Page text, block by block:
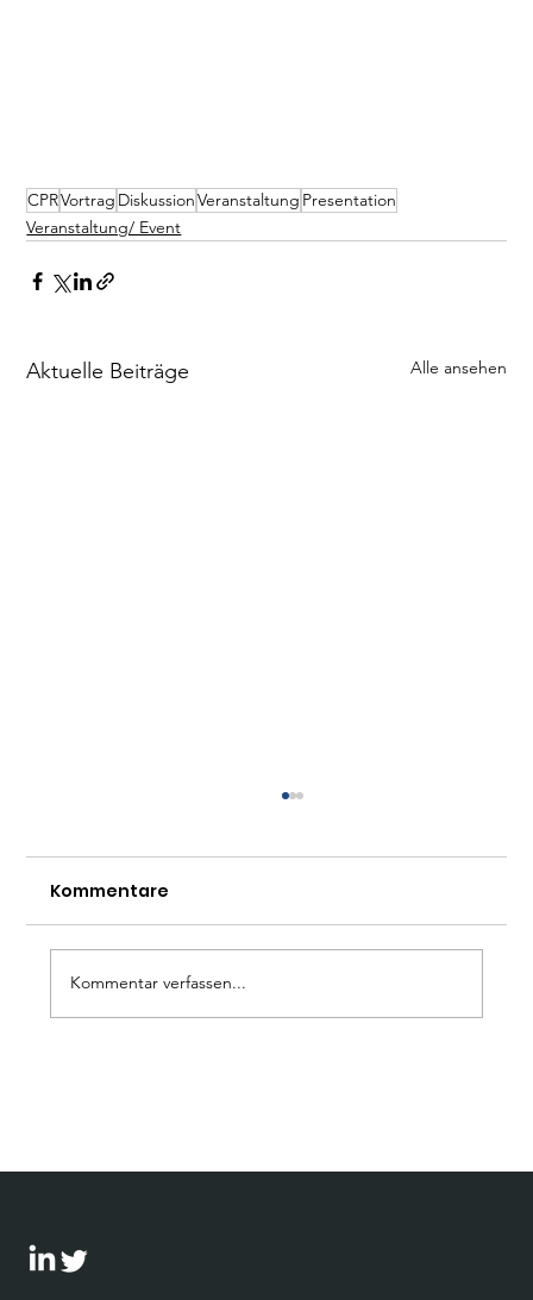
CPRVortrag DiskussionVeranstaltung Presentation
Veranstaltung/ Event
Aktuelle Beiträge Alle ansehen
Kommentare
Kommentar verfassen...